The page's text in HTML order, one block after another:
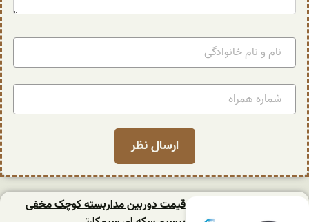
قیمت دوربین مداربسته کوچک مخفی